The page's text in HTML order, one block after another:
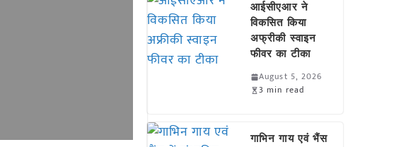
आईसीएआर ने
विकसित किया
अफ्रीकी स्वाइन
फीवर का टीका
August 5, 2026
3 min read
गाभिन गाय एवं भैंस